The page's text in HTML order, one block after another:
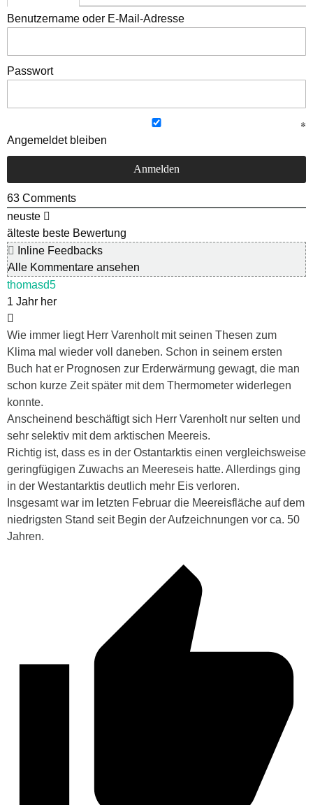
Benutzername oder E-Mail-Adresse
Passwort
Angemeldet bleiben
63 Comments
neuste
älteste beste Bewertung
Inline Feedbacks
Alle Kommentare ansehen
thomasd5
1 Jahr her
Wie immer liegt Herr Varenholt mit seinen Thesen zum
Klima mal wieder voll daneben. Schon in seinem ersten
Buch hat er Prognosen zur Erderwärmung gewagt, die man
schon kurze Zeit später mit dem Thermometer widerlegen
konnte.
Anscheinend beschäftigt sich Herr Varenholt nur selten und
sehr selektiv mit dem arktischen Meereis.
Richtig ist, dass es in der Ostantarktis einen vergleichsweise
geringfügigen Zuwachs an Meereseis hatte. Allerdings ging
in der Westantarktis deutlich mehr Eis verloren.
Insgesamt war im letzten Februar die Meereisfläche auf dem
niedrigsten Stand seit Begin der Aufzeichnungen vor ca. 50
Jahren.